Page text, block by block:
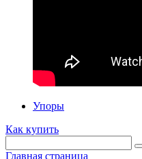
Упоры
Как купить
Главная страница